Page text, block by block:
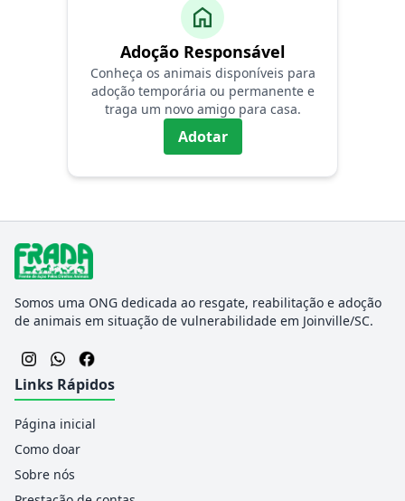
home
Adoção Responsável
Conheça os animais disponíveis para
adoção temporária ou permanente e
traga um novo amigo para casa.
Adotar
Somos uma ONG dedicada ao resgate, reabilitação e adoção
de animais em situação de vulnerabilidade em Joinville/SC.
Links Rápidos
Página inicial
Como doar
Sobre nós